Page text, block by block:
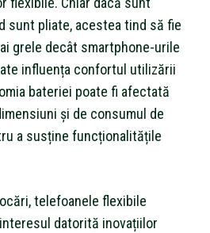
sunt pliate, acestea tind să fie
grele decât smartphone-urile
influența confortul utilizării
bateriei poate fi afectată
și de consumul de
a susține funcționalitățile
telefoanele flexibile
datorită inovațiilor